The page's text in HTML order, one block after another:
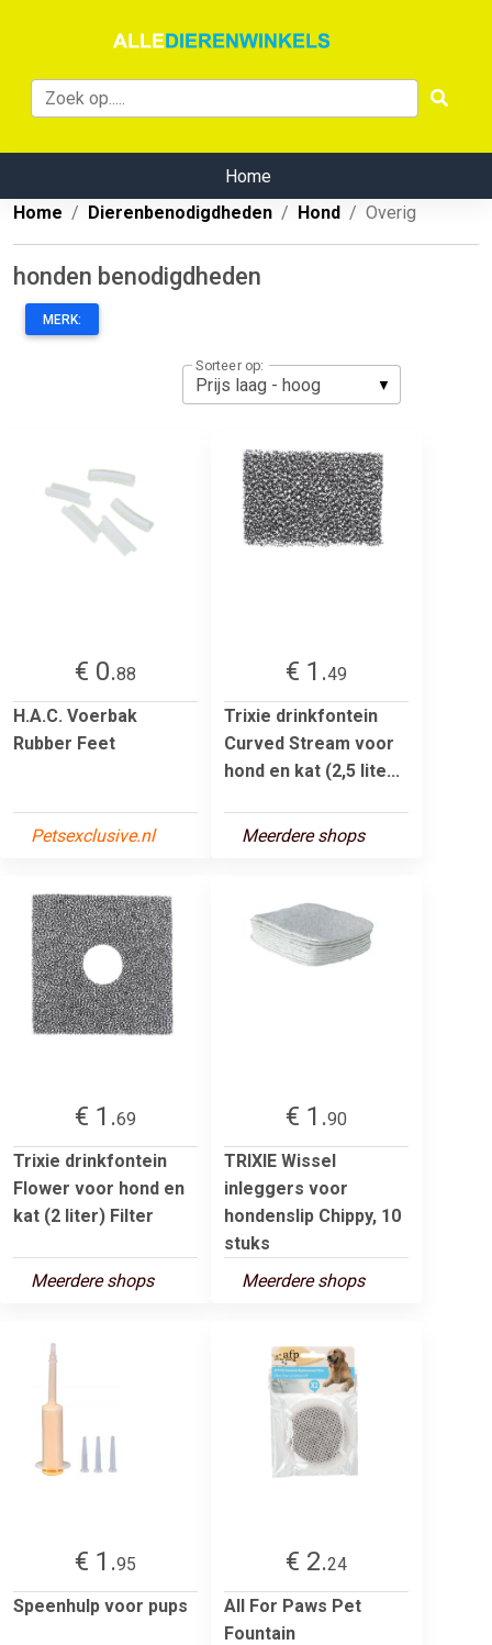
Home
Home
Dierenbenodigdheden Hond Overig
honden benodigdheden
MERK:
Sorteer op:
€ 0.88
H.A.C. Voerbak
Rubber Feet
Petsexclusive.nl
€ 1.49
Trixie drinkfontein
Curved Stream voor
hond en kat (2,5 lite...
Meerdere shops
€ 1.69
Trixie drinkfontein
Flower voor hond en
kat (2 liter) Filter
Meerdere shops
€ 1.90
TRIXIE Wissel
inleggers voor
hondenslip Chippy, 10
stuks
Meerdere shops
€ 1.95
Speenhulp voor pups
€ 2.24
All For Paws Pet
Fountain